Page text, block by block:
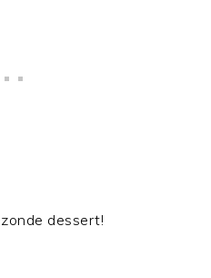
dessert!